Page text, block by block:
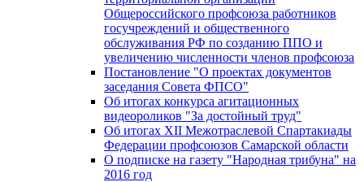
Общероссийского профсоюза работников
госучреждений и общественного
обслуживания РФ по созданию ППО и
увеличению численности членов профсоюза
Постановление "О проектах документов
заседания Совета ФПСО"
Об итогах конкурса агитационных
видеороликов "За достойный труд"
Об итогах XII Межотраслевой Спартакиады
Федерации профсоюзов Самарской области
О подписке на газету "Народная трибуна" на
2016 год